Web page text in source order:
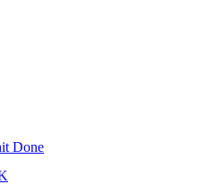
Done